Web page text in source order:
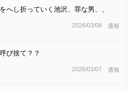
へし折っていく池沢、罪な男、、
2026/03/08 通報
び捨て？？
2026/03/07 通報